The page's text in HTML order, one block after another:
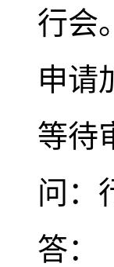
行会。
申请
等待
问：
答：